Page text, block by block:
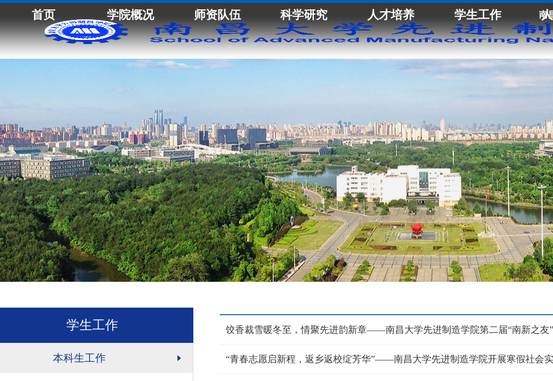
南
首页 学院概况 师资队伍 科学研究 人才培养 学生工作
学生工作
本科生工作
饺香裁雪暖冬至，情聚先进韵新章——南昌大学先进制造学院第二届“南新之友
“青春志愿启新程，返乡返校绽芳华”——南昌大学先进制造学院开展寒假社会